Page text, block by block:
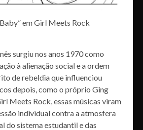
em Girl Meets Rock
surgiu nos anos 1970 como
à alienação social e a ordem
de rebeldia que influenciou
depois, como o próprio Ging
Meets Rock, essas músicas viram
individual contra a atmosfera
do sistema estudantil e das